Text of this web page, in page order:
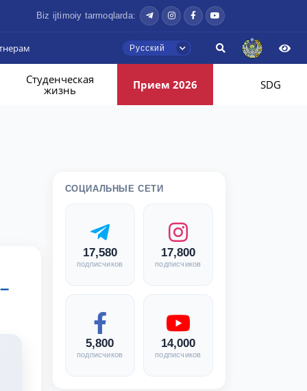
Biz ijtimoiy tarmoqlarda:
Русский
Студенческая
жизнь
Прием 2026 SDG
СОЦИАЛЬНЫЕ СЕТИ
17,580
подписчиков
17,800
подписчиков
5,800
подписчиков
14,000
подписчиков